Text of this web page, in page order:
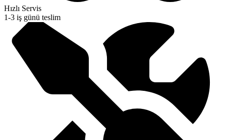
Hızlı Servis
1-3 iş günü teslim